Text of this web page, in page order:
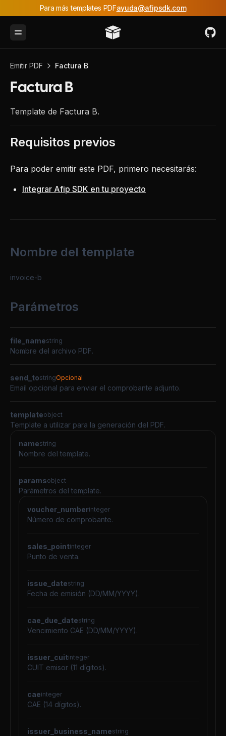
Para más templates PDFayuda@afipsdk.com
Toggle Menu
Emitir PDF Factura B
Factura B
Template de Factura B.
Requisitos previos
Para poder emitir este PDF, primero necesitarás:
Integrar Afip SDK en tu proyecto
Nombre del template
invoice-b
Parámetros
file_namestring
Nombre del archivo PDF.
send_tostringOpcional
Email opcional para enviar el comprobante adjunto.
templateobject
Template a utilizar para la generación del PDF.
namestring
Nombre del template.
paramsobject
Parámetros del template.
voucher_numberinteger
Número de comprobante.
sales_pointinteger
Punto de venta.
issue_datestring
Fecha de emisión (DD/MM/YYYY).
cae_due_datestring
Vencimiento CAE (DD/MM/YYYY).
issuer_cuitinteger
CUIT emisor (11 dígitos).
caeinteger
CAE (14 dígitos).
issuer_business_namestring